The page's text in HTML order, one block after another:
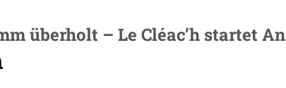
überholt – Le Cléac’h startet